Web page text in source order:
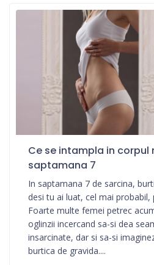
Ce se intampla in corpul
saptamana 7
In saptamana 7 de sarcina,
desi tu ai luat, cel mai probabil,
Foarte multe femei petrec
oglinzii incercand sa-si dea
insarcinate, dar si sa-si
burtica de gravida....